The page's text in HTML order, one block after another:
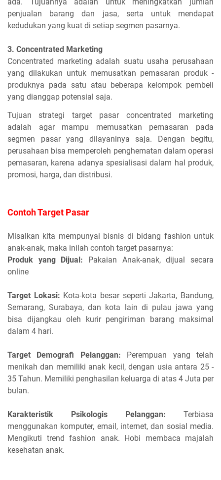
ada. Tujuannya adalah untuk meningkatkan jumlah
penjualan barang dan jasa, serta untuk mendapat
kedudukan yang kuat di setiap segmen pasarnya.
3. Concentrated Marketing
Concentrated marketing adalah suatu usaha perusahaan
yang dilakukan untuk memusatkan pemasaran produk -
produknya pada satu atau beberapa kelompok pembeli
yang dianggap potensial saja.
Tujuan strategi target pasar concentrated marketing
adalah agar mampu memusatkan pemasaran pada
segmen pasar yang dilayaninya saja. Dengan begitu,
perusahaan bisa memperoleh penghematan dalam operasi
pemasaran, karena adanya spesialisasi dalam hal produk,
promosi, harga, dan distribusi.
Contoh Target Pasar
Misalkan kita mempunyai bisnis di bidang fashion untuk
anak-anak, maka inilah contoh target pasarnya:
Produk yang Dijual: Pakaian Anak-anak, dijual secara
online
Target Lokasi: Kota-kota besar seperti Jakarta, Bandung,
Semarang, Surabaya, dan kota lain di pulau jawa yang
bisa dijangkau oleh kurir pengiriman barang maksimal
dalam 4 hari.
Target Demografi Pelanggan: Perempuan yang telah
menikah dan memiliki anak kecil, dengan usia antara 25 -
35 Tahun. Memiliki penghasilan keluarga di atas 4 Juta per
bulan.
Karakteristik Psikologis Pelanggan: Terbiasa
menggunakan komputer, email, internet, dan sosial media.
Mengikuti trend fashion anak. Hobi membaca majalah
kesehatan anak.